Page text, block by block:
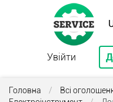
Увійти
Головна / Всі